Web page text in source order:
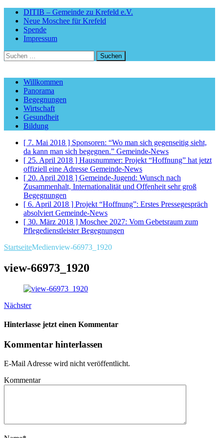
DITIB – Gemeinde zu Krefeld e.V.
Neue Moschee für Krefeld
Spende
Impressum
Suchen
nach:
Willkommen
Panorama
Begegnungen
Wirtschaft
Gesundheit
Bildung
[ 7. Mai 2018 ] Sponsoren: “Wo man sich gegenseitig sieht,
da kann man sich begegnen.” Gemeinde-News
[ 25. April 2018 ] Hausnummer: Projekt “Hoffnung” hat jetzt
offiziell eine Adresse Gemeinde-News
[ 20. April 2018 ] Gemeinde-Jugend: Wunsch nach
Zusammenhalt, Internationalität und Offenheit sehr groß
Begegnungen
[ 6. April 2018 ] Projekt “Hoffnung”: Erstes Pressegespräch
absolviert Gemeinde-News
[ 30. März 2018 ] Moschee 2027: Vom Gebetsraum zum
PflegedienstleisterBegegnungen
StartseiteMedienview-66973_1920
view-66973_1920
Nächster
Hinterlasse jetzt einen Kommentar
Kommentar hinterlassen
E-Mail Adresse wird nicht veröffentlicht.
Kommentar